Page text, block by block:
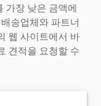
가장 낮은 금액에
송업체와 파트너
웹 사이트에서 바
견적을 요청할 수